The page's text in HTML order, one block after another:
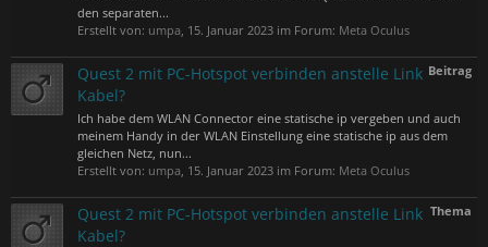
den separaten...
Erstellt von: umpa, 15. Januar 2023 im Forum: Meta Oculus
Beitrag
Quest 2 mit PC-Hotspot verbinden anstelle Link
Kabel?
Ich habe dem WLAN Connector eine statische ip vergeben und auch
meinem Handy in der WLAN Einstellung eine statische ip aus dem
gleichen Netz, nun...
Erstellt von: umpa, 15. Januar 2023 im Forum: Meta Oculus
Thema
Quest 2 mit PC-Hotspot verbinden anstelle Link
Kabel?